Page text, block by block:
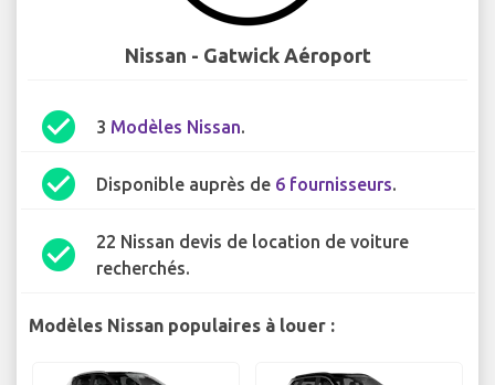
Nissan - Gatwick Aéroport
check_circle 3 Modèles Nissan.
check_circle Disponible auprès de 6 fournisseurs.
check_circle
22 Nissan devis de location de voiture
recherchés.
Modèles Nissan populaires à louer :